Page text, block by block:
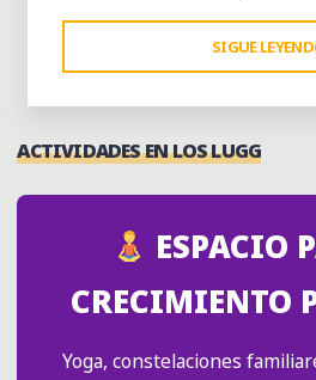
SIGUE
ACTIVIDADES EN LOS LUGG
ESPACIO
CRECIMIENTO
Yoga, constelaciones